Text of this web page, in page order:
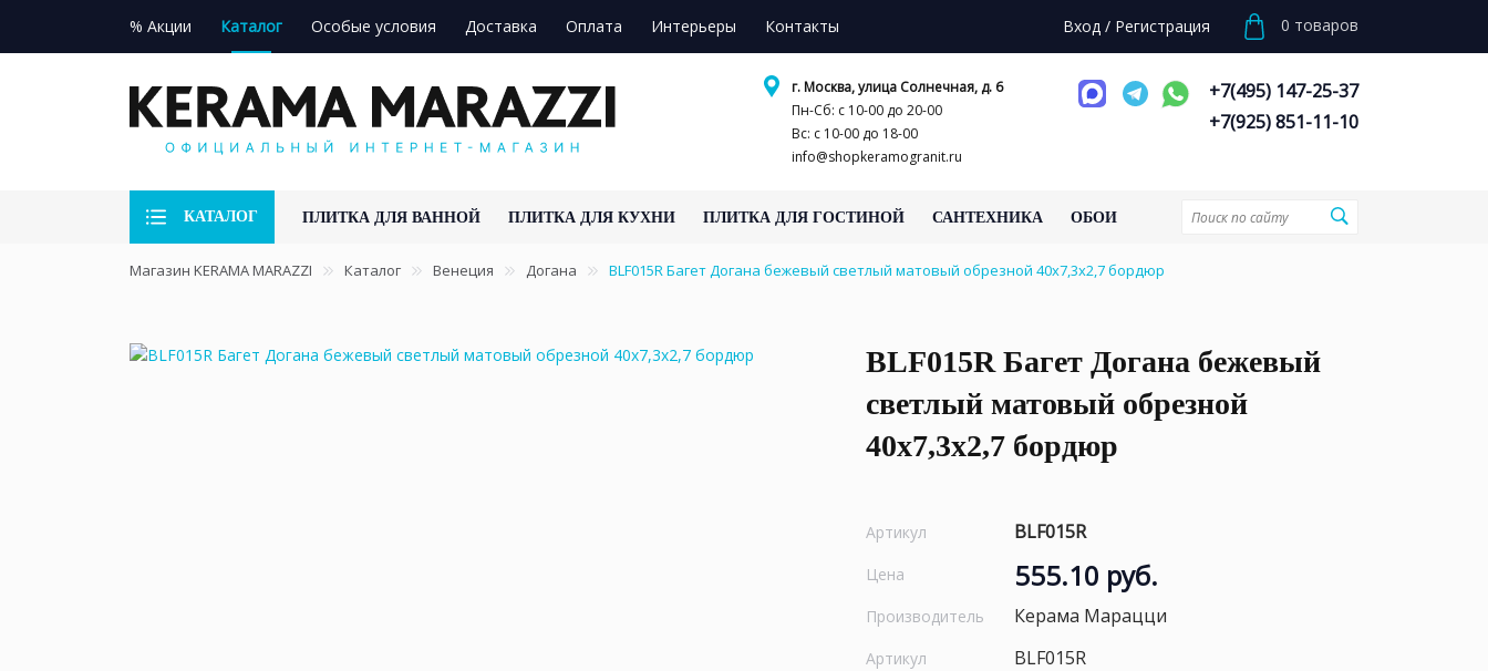
% Акции Каталог Особые условия Доставка Оплата Интерьеры Контакты Вход / Регистрация 0 товаров
г. Москва, улица Солнечная, д. 6
Пн-Сб: с 10-00 до 20-00
Вс: с 10-00 до 18-00
info@shopkeramogranit.ru
+7(495) 147-25-37
+7(925) 851-11-10
КАТАЛОГ ПЛИТКА ДЛЯ ВАННОЙ ПЛИТКА ДЛЯ КУХНИ ПЛИТКА ДЛЯ ГОСТИНОЙ САНТЕХНИКА ОБОИ
Магазин KERAMA MARAZZI Каталог Венеция Догана BLF015R Багет Догана бежевый светлый матовый обрезной 40x7,3x2,7 бордюр
BLF015R Багет Догана бежевый
светлый матовый обрезной
40x7,3x2,7 бордюр
Артикул BLF015R
Цена 555.10 руб.
Производитель Керама Марацци
Артикул BLF015R